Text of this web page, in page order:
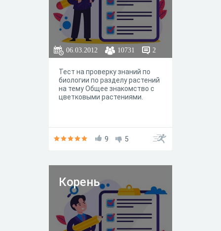
06.03.2012 10731 2
Тест на проверку знаний по
биологии по разделу растений
на тему Общее знакомство с
цветковыми растениями.
9 5
Корень